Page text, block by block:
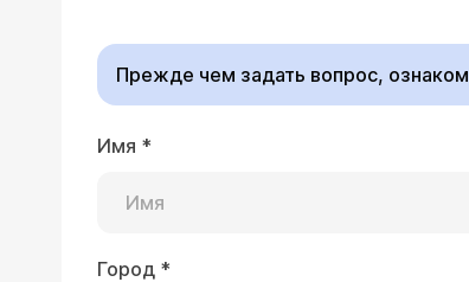
Здравствуйте доктор. Мне 39.
могу дышать носом. Головные
Прежде чем задать вопрос,
Имя *
Город *